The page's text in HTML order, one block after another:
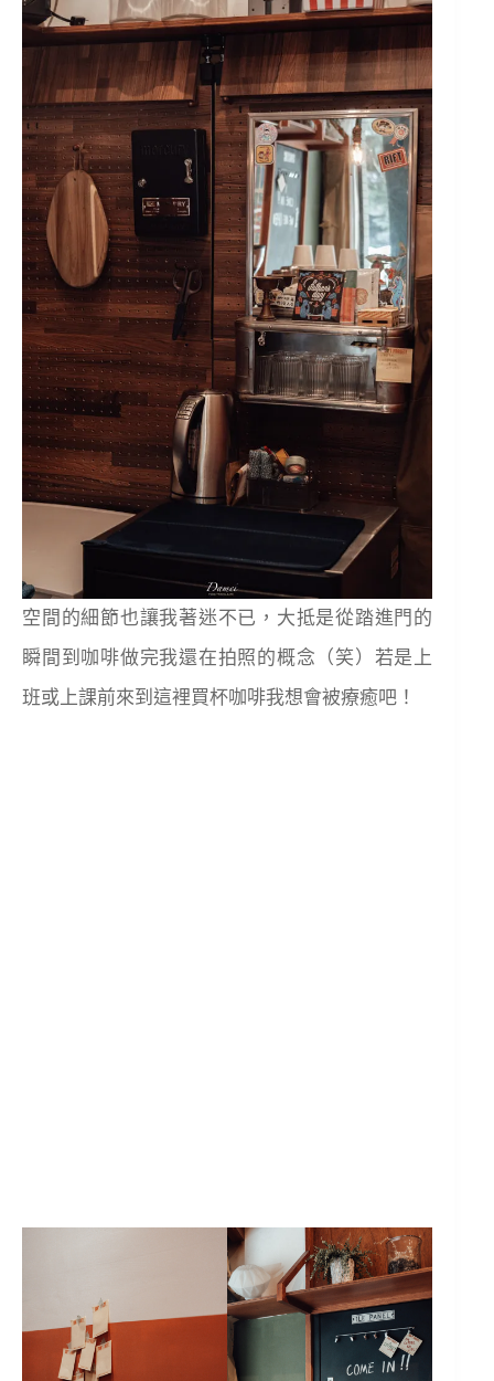
空間的細節也讓我著迷不已，大抵是從踏進門的
瞬間到咖啡做完我還在拍照的概念（笑）若是上
班或上課前來到這裡買杯咖啡我想會被療癒吧！